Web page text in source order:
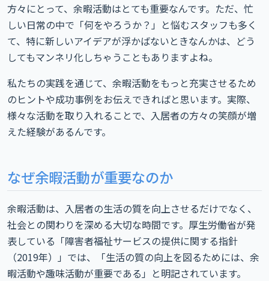
方々にとって、余暇活動はとても重要なんです。ただ、忙
しい日常の中で「何をやろうか？」と悩むスタッフも多く
て、特に新しいアイデアが浮かばないときなんかは、どう
してもマンネリ化しちゃうこともありますよね。
私たちの実践を通じて、余暇活動をもっと充実させるため
のヒントや成功事例をお伝えできればと思います。実際、
様々な活動を取り入れることで、入居者の方々の笑顔が増
えた経験があるんです。
なぜ余暇活動が重要なのか
余暇活動は、入居者の生活の質を向上させるだけでなく、
社会との関わりを深める大切な時間です。厚生労働省が発
表している「障害者福祉サービスの提供に関する指針
（2019年）」では、「生活の質の向上を図るためには、余
暇活動や趣味活動が重要である」と明記されています。